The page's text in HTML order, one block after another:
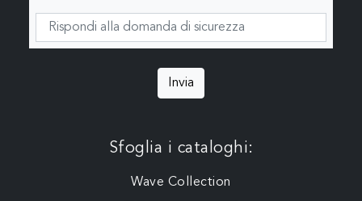
Invia
Sfoglia i cataloghi:
Wave Collection